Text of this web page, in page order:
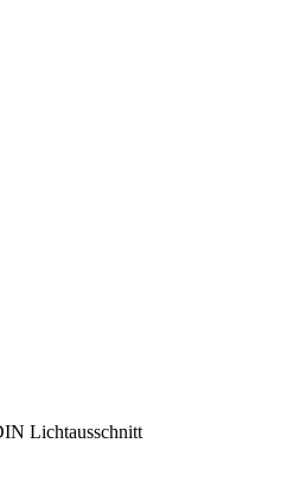
Lichtausschnitt